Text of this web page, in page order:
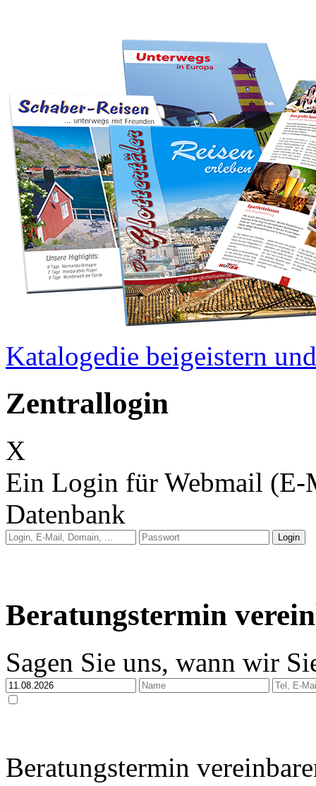
Katalogedie beigeistern
Zentrallogin
X
Ein Login für Webmail (E-
Datenbank
Beratungstermin
Sagen Sie uns, wann wir
Beratungstermin